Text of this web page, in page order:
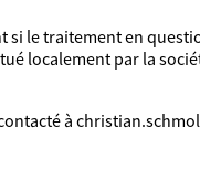
le traitement en
localement par la
à